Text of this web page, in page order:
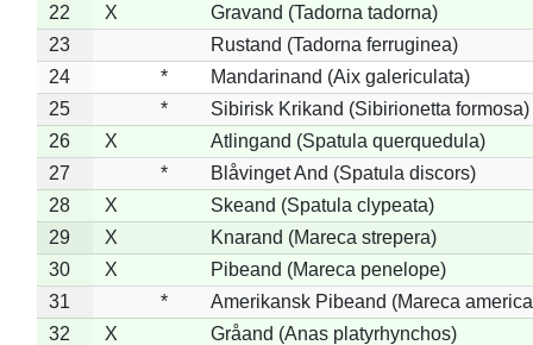
22
X
Gravand (Tadorna tadorna)
23
Rustand (Tadorna ferruginea)
24
*
Mandarinand (Aix galericulata)
25
*
Sibirisk Krikand (Sibirionetta formosa)
26
X
Atlingand (Spatula querquedula)
27
*
Blåvinget And (Spatula discors)
28
X
Skeand (Spatula clypeata)
29
X
Knarand (Mareca strepera)
30
X
Pibeand (Mareca penelope)
31
*
Amerikansk Pibeand (Mareca
32
X
Gråand (Anas platyrhynchos)